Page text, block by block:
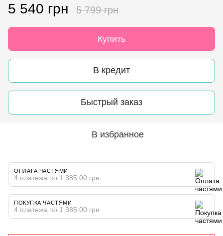
5 540 грн 5 799 грн
Купить
В кредит
Быстрый заказ
В избранное
ОПЛАТА ЧАСТЯМИ
4 платежа по 1 385.00 грн
ПОКУПКА ЧАСТЯМИ
4 платежа по 1 385.00 грн